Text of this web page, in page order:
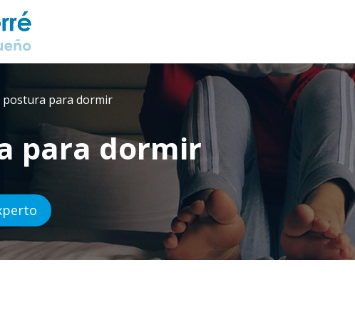
postura para dormir
para dormir